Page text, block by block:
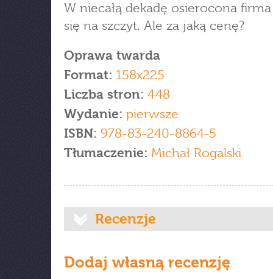
W niecałą dekadę osierocona firma
się na szczyt. Ale za jaką cenę?
Oprawa twarda
Format: 158x225
Liczba stron: 448
Wydanie: pierwsze
ISBN: 978-83-240-8864-5
Tłumaczenie: Michał Rogalski
Recenzje
Dodaj własną recenzję